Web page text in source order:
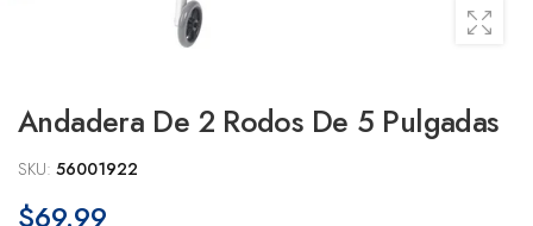
Andadera De 2 Rodos De 5 Pulgadas
SKU: 56001922
$69.99